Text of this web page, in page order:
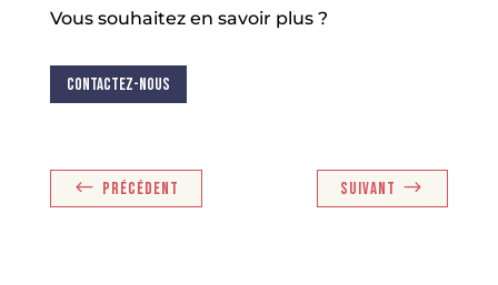
Vous souhaitez en savoir plus ?
Contactez-nous
PRÉCÉDENT SUIVANT